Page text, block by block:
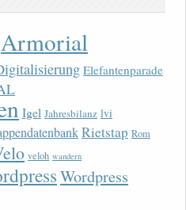
Armorial
Elefantenparade
Igel Jahresbilanz lvi
Rietstap Rom
veloh wandern
Wordpress